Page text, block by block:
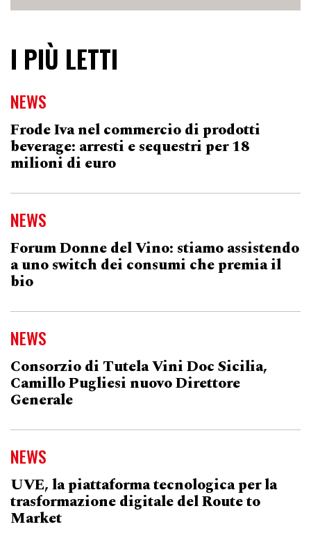
I PIÙ LETTI
NEWS
Frode Iva nel commercio di prodotti
beverage: arresti e sequestri per 18
milioni di euro
NEWS
Forum Donne del Vino: stiamo assistendo
a uno switch dei consumi che premia il
bio
NEWS
Consorzio di Tutela Vini Doc Sicilia,
Camillo Pugliesi nuovo Direttore
Generale
NEWS
UVE, la piattaforma tecnologica per la
trasformazione digitale del Route to
Market